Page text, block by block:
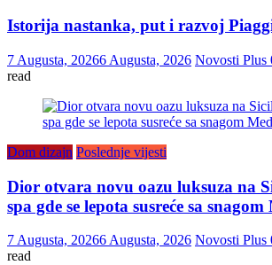
Istorija nastanka, put i razvoj
7 Augusta, 20266 Augusta, 2026 Novosti Plus
read
Dom dizajn Poslednje vijesti
Dior otvara novu oazu luksuza na
spa gde se lepota susreće sa
7 Augusta, 20266 Augusta, 2026 Novosti Plus
read